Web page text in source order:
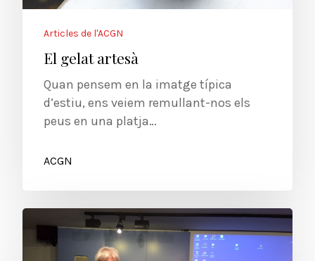
Articles de l'ACGN
El gelat artesà
Quan pensem en la imatge típica
d’estiu, ens veiem remullant-nos els
peus en una platja…
ACGN